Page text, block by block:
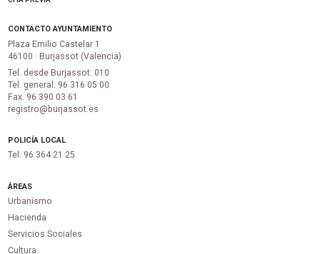
CONTACTO AYUNTAMIENTO
Plaza Emilio Castelar 1
46100 · Burjassot (Valencia)
Tel. desde Burjassot: 010
Tel. general: 96 316 05 00
Fax. 96 390 03 61
registro@burjassot.es
POLICÍA LOCAL
Tel. 96 364 21 25
ÁREAS
Urbanismo
Hacienda
Servicios Sociales
Cultura